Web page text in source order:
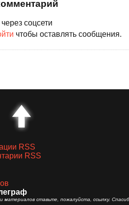
соцсети
чтобы оставлять сообщения.
RSS
RSS
материалов ставьте, пожалуйста, ссылку.